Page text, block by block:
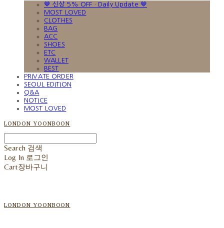
🤎 신상 5% OFF · Daily Update 🤎
MOST LOVED
CLOTHES
BAG
ACC
SHOES
ETC
WALLET
BEST
PRIVATE ORDER
SEOUL EDITION
Q&A
NOTICE
MOST LOVED
LONDON YOONBOON
Search 검색
Log In 로그인
Cart장바구니
LONDON YOONBOON